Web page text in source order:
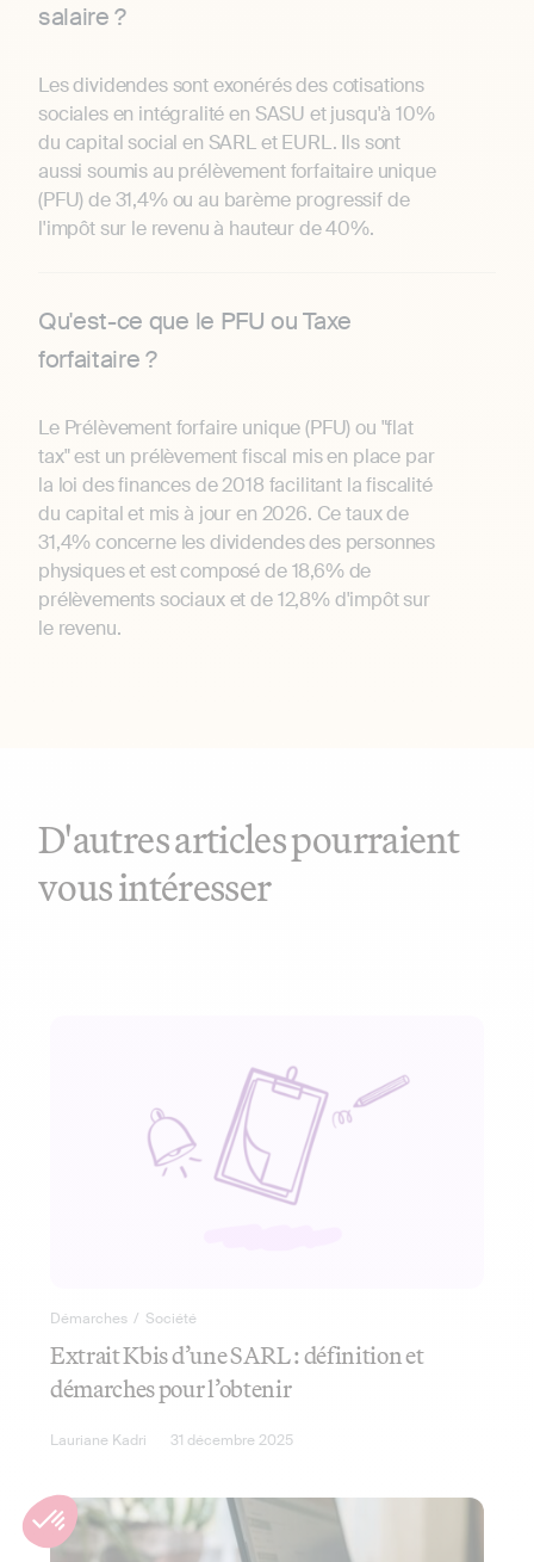
salaire ?
Les dividendes sont exonérés des cotisations
sociales en intégralité en SASU et jusqu'à 10%
du capital social en SARL et EURL. Ils sont
aussi soumis au prélèvement forfaitaire unique
(PFU) de 31,4% ou au barème progressif de
l'impôt sur le revenu à hauteur de 40%.
Qu'est-ce que le PFU ou Taxe
forfaitaire ?
Le Prélèvement forfaire unique (PFU) ou "flat
tax" est un prélèvement fiscal mis en place par
la loi des finances de 2018 facilitant la fiscalité
du capital et mis à jour en 2026. Ce taux de
31,4% concerne les dividendes des personnes
physiques et est composé de 18,6% de
prélèvements sociaux et de 12,8% d'impôt sur
le revenu.
D'autres articles pourraient
vous intéresser
Démarches / Société
Extrait Kbis d’une SARL : définition et
démarches pour l’obtenir
Lauriane Kadri 31 décembre 2025